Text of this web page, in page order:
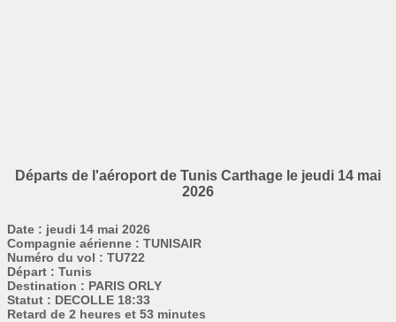
Départs de l'aéroport de Tunis Carthage le jeudi 14 mai
2026
Date : jeudi 14 mai 2026
Compagnie aérienne : TUNISAIR
Numéro du vol : TU722
Départ : Tunis
Destination : PARIS ORLY
Statut : DECOLLE 18:33
Retard de 2 heures et 53 minutes